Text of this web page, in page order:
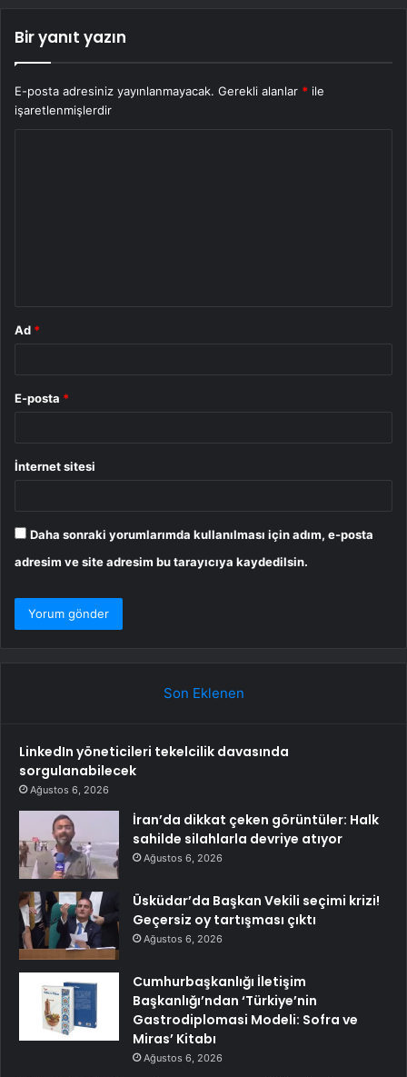
Bir yanıt yazın
E-posta adresiniz yayınlanmayacak. Gerekli alanlar * ile
işaretlenmişlerdir
Ad *
E-posta *
İnternet sitesi
Daha sonraki yorumlarımda kullanılması için adım, e-posta
adresim ve site adresim bu tarayıcıya kaydedilsin.
Son Eklenen
LinkedIn yöneticileri tekelcilik davasında
sorgulanabilecek
Ağustos 6, 2026
İran’da dikkat çeken görüntüler: Halk
sahilde silahlarla devriye atıyor
Ağustos 6, 2026
Üsküdar’da Başkan Vekili seçimi krizi!
Geçersiz oy tartışması çıktı
Ağustos 6, 2026
Cumhurbaşkanlığı İletişim
Başkanlığı’ndan ‘Türkiye’nin
Gastrodiplomasi Modeli: Sofra ve
Miras’ Kitabı
Ağustos 6, 2026